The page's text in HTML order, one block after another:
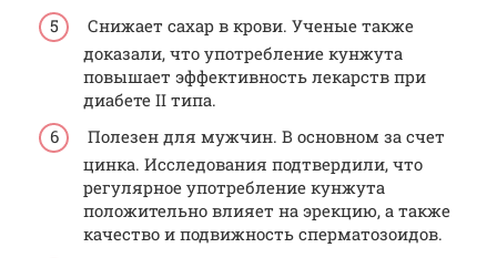
Снижает сахар в крови. Ученые также
доказали, что употребление кунжута
повышает эффективность лекарств при
диабете II типа.
Полезен для мужчин. В основном за счет
цинка. Исследования подтвердили, что
регулярное употребление кунжута
положительно влияет на эрекцию, а также
качество и подвижность сперматозоидов.